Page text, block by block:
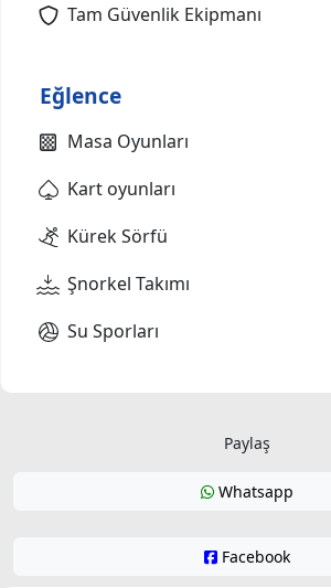
Tam Güvenlik Ekipmanı
Eğlence
Masa Oyunları
Kart oyunları
Kürek Sörfü
Şnorkel Takımı
Su Sporları
Paylaş
Whatsapp
Facebook